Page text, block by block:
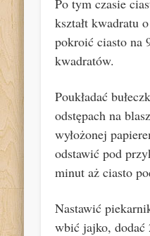
Po tym czasie
kształt kwadratu
pokroić ciasto na
kwadratów.
Poukładać
odstępach na
wyłożonej
odstawić pod
minut aż ciasto
Nastawić
wbić jajko, dodać